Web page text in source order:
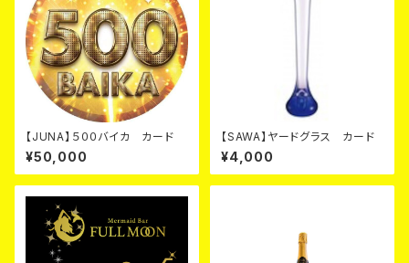
【JUNA】５００バイカ カード
¥50,000
【SAWA】ヤードグラス カード
¥4,000